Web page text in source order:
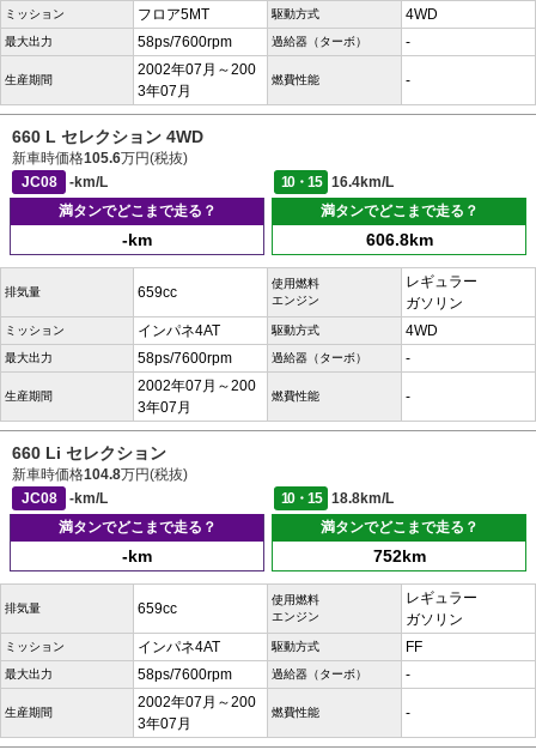
ミッション フロア5MT 駆動方式 4WD
最大出力 58ps/7600rpm 過給器（ターボ） -
生産期間
2002年07月～200
3年07月
燃費性能 -
660 L セレクション 4WD
新車時価格105.6万円(税抜)
JC08
-km/L 10・15
16.4km/L
満タンでどこまで走る？
-km
満タンでどこまで走る？
606.8km
排気量 659cc
使用燃料
エンジン
レギュラー
ガソリン
ミッション インパネ4AT 駆動方式 4WD
最大出力 58ps/7600rpm 過給器（ターボ） -
生産期間
2002年07月～200
3年07月
燃費性能 -
660 Li セレクション
新車時価格104.8万円(税抜)
JC08
-km/L 10・15
18.8km/L
満タンでどこまで走る？
-km
満タンでどこまで走る？
752km
排気量 659cc
使用燃料
エンジン
レギュラー
ガソリン
ミッション インパネ4AT 駆動方式 FF
最大出力 58ps/7600rpm 過給器（ターボ） -
生産期間
2002年07月～200
3年07月
燃費性能 -